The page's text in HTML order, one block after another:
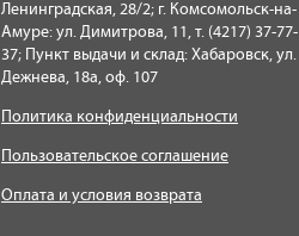
Ленинградская, 28/2; г. Комсомольск-на-
Амуре: ул. Димитрова, 11, т. (4217) 37-77-
37; Пункт выдачи и склад: Хабаровск, ул.
Дежнева, 18а, оф. 107
Политика конфиденциальности
Пользовательское соглашение
Оплата и условия возврата